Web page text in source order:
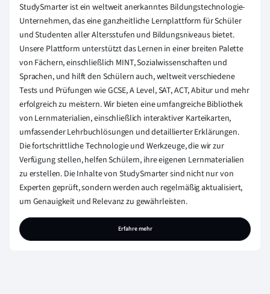
StudySmarter ist ein weltweit anerkanntes Bildungstechnologie-
Unternehmen, das eine ganzheitliche Lernplattform für Schüler
und Studenten aller Altersstufen und Bildungsniveaus bietet.
Unsere Plattform unterstützt das Lernen in einer breiten Palette
von Fächern, einschließlich MINT, Sozialwissenschaften und
Sprachen, und hilft den Schülern auch, weltweit verschiedene
Tests und Prüfungen wie GCSE, A Level, SAT, ACT, Abitur und mehr
erfolgreich zu meistern. Wir bieten eine umfangreiche Bibliothek
von Lernmaterialien, einschließlich interaktiver Karteikarten,
umfassender Lehrbuchlösungen und detaillierter Erklärungen.
Die fortschrittliche Technologie und Werkzeuge, die wir zur
Verfügung stellen, helfen Schülern, ihre eigenen Lernmaterialien
zu erstellen. Die Inhalte von StudySmarter sind nicht nur von
Experten geprüft, sondern werden auch regelmäßig aktualisiert,
um Genauigkeit und Relevanz zu gewährleisten.
Erfahre mehr